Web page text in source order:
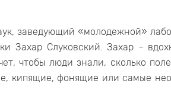
заведующий «молодежной»
Захар Слуковский. Захар –
чтобы люди знали, сколько
кипящие, фонящие или самые